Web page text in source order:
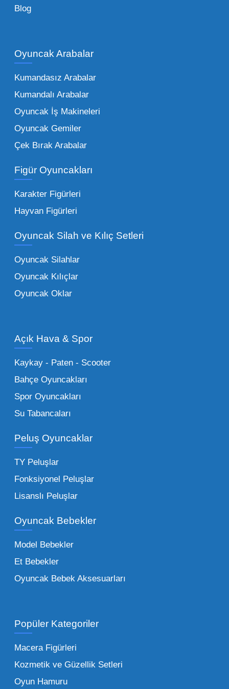
kadar zengindir. Bir mağazanın veya eğitim
çeşitliliği ile doğru orantılıdır. İşte Mega
Oyuncak bünyesinde öne çıkan ve en çok
tercih edilen kategorilerimiz:
Peluş Oyuncaklar:
vazgeçilmezi olan yumuşak dokulu sevilen
seçeneklerimizi keşfederek koleksiyonunuza
en sevilen karakterleri ekleyebilirsiniz.
Eğitici Setler:
tarafından tercih edilentoptan eğitici
ebeveynlerin son yıllarda en çok satın aldığı
ürün grupları arasında yer almaktadır.
Oyuncak Araçlar:
stok imkanımızla sunulmaktadır.
Küçük Oyuncaklar:
sağlayan toptan küçük oyuncaklar, bakkallar,
Bu kategorideki küçük oyuncaklar toptan
alımlarda çok düşük maliyetlerle yüksek
adetli stok yapmanıza olanak tanır. Özellikle
sürpriz paketler ve figürler, çocukların
harçlıklarıyla kolayca alabildiği ürünlerdir.
Çocuk Oyuncakları Toptan Seçenekleri:
Bebeklik döneminden ergenliğe kadar geniş
toptan tedariği yaparken, piyasadaki en son
figürlerden geleneksel oyun setlerine kadar
her şeyi portföyümüzde bulabilirsiniz.
İşletmeler için toptan oyuncak satış ve alımı
şüphesiz ki birim maliyetin düşmesidir.
Oyuncak toptan kanalına geçildiğinde,
perakende satış fiyatı ile alış fiyatı arasındaki
Blog
Oyuncak Arabalar
Kumandasız Arabalar
Kumandalı Arabalar
Oyuncak İş Makineleri
Oyuncak Gemiler
Çek Bırak Arabalar
Figür Oyuncakları
Karakter Figürleri
Hayvan Figürleri
Oyuncak Silah ve Kılıç Setleri
Oyuncak Silahlar
Oyuncak Kılıçlar
Oyuncak Oklar
Açık Hava & Spor
Kaykay - Paten - Scooter
Bahçe Oyuncakları
Spor Oyuncakları
Su Tabancaları
Peluş Oyuncaklar
TY Peluşlar
Fonksiyonel Peluşlar
Lisanslı Peluşlar
Oyuncak Bebekler
Model Bebekler
Et Bebekler
Oyuncak Bebek Aksesuarları
Popüler Kategoriler
Macera Figürleri
Kozmetik ve Güzellik Setleri
Oyun Hamuru